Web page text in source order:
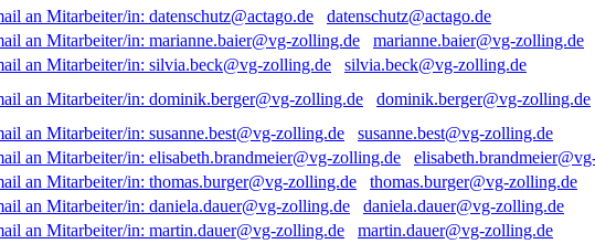
datenschutz@actago.de
marianne.baier@vg-zolling.de
silvia.beck@vg-zolling.de
dominik.berger@vg-zolling.de
susanne.best@vg-zolling.de
thomas.burger@vg-zolling.de
daniela.dauer@vg-zolling.de
martin.dauer@vg-zolling.de